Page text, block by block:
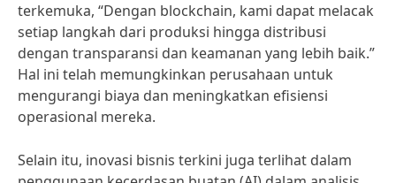
terkemuka, “Dengan blockchain, kami dapat melacak
setiap langkah dari produksi hingga distribusi
dengan transparansi dan keamanan yang lebih baik.”
Hal ini telah memungkinkan perusahaan untuk
mengurangi biaya dan meningkatkan efisiensi
operasional mereka.
Selain itu, inovasi bisnis terkini juga terlihat dalam